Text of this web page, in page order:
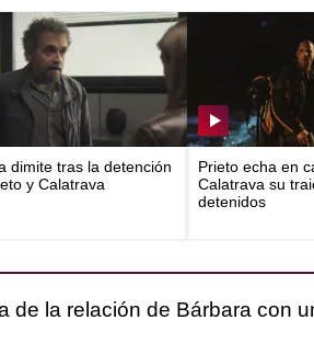
dimite tras la detención
y Calatrava
Prieto echa en
Calatrava su
detenidos
de la relación de Bárbara con